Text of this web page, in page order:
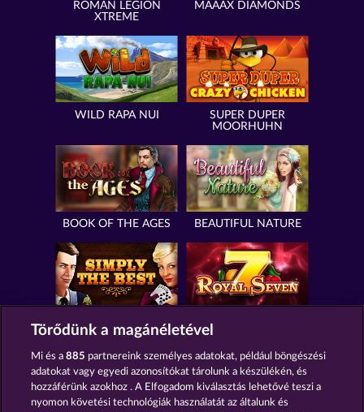
ROMAN LEGION
XTREME
MAAAX DIAMONDS
WILD RAPA NUI
SUPER DUPER
MOORHUHN
BOOK OF THE AGES BEAUTIFUL NATURE
SIMPLY THE BEST ROYAL SEVEN
Törődünk a magánéletével
Mi és a885 partnereink személyes adatokat, például böngészési
adatokat vagy egyedi azonosítókat tárolunk a készülékén, és
hozzáférünk azokhoz . A Elfogadom kiválasztás lehetővé teszi a
nyomon követési technológiák használatát az általunk és